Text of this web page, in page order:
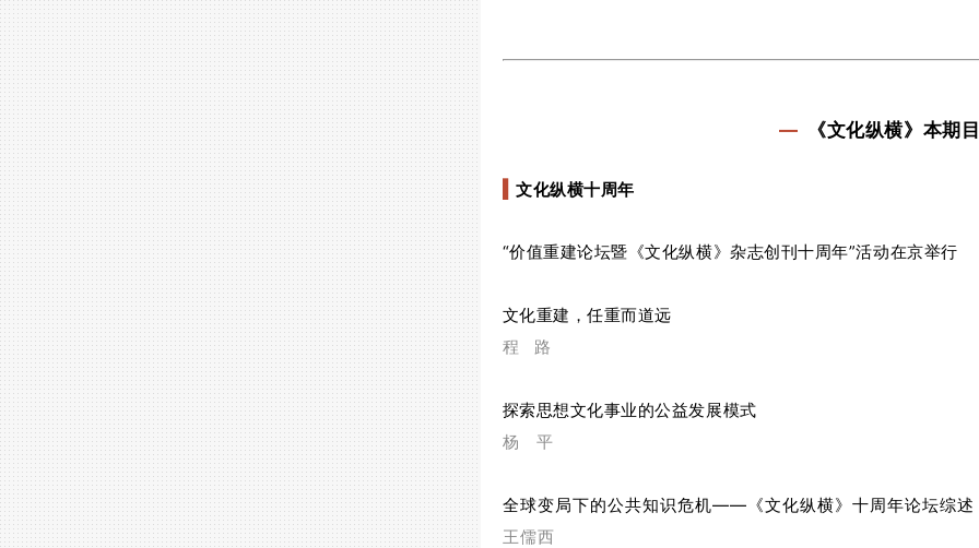
— 《文化纵横》本期
▍文化纵横十周年
“价值重建论坛暨《文化纵横》杂志创刊十周年”活动在京举行
文化重建，任重而道远
程 路
探索思想文化事业的公益发展模式
杨 平
全球变局下的公共知识危机——《文化纵横》十周年论坛综述
王儒西